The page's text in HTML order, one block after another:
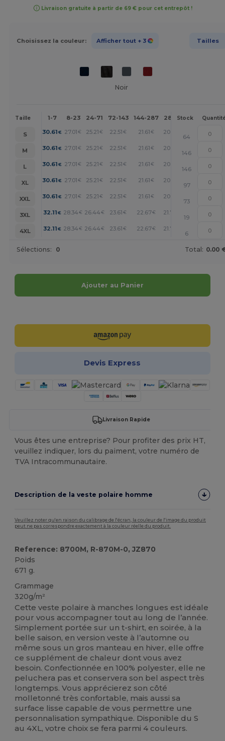
Livraison gratuite à partir de 69 € pour cet entrepôt !
Choisissez la couleur: Afficher tout + 3 Tailles
Noir
Taille 1-7 8-23 24-71 72-143 144-287 288 + Plus
Stock
S 30.61 € 27.01 € 25.21€ 22.51 € 21.61€ 20.71
64
M
30.61 € 27.01 € 25.21€ 22.51 € 21.61€ 20.71 +
146
L
30.61 € 27.01 € 25.21€ 22.51 € 21.61€ 20.71 +
146
XL
30.61 € 27.01 € 25.21€ 22.51 € 21.61€ 20.71 +
97
XXL
30.61 € 27.01 € 25.21€ 22.51 € 21.61€ 20.71 +
73
3XL
32.11€ 28.34 € 26.44€ 23.61 € 22.67€ 21.72
19
4XL
32.11€ 28.34 € 26.44€ 23.61 € 22.67€ 21.72
6
Sélections: 0 Total: 0.00
Ajouter au Panier
Devis Express
Livraison Rapide
Vous êtes une entreprise? Pour profiter des prix HT,
veuillez indiquer, lors du paiment, votre numéro de
TVA Intracommunautaire.
Description de la veste polaire homme
Veuillez noter qu'en raison du calibrage de l'écran, la couleur de l'image du produit
peut ne pas correspondre exactement à la couleur réelle du produit.
Reference: 8700M, R-870M-0, JZ870
Poids
671 g.
Grammage
320g/m²
Cette veste polaire à manches longues est idéale
pour vous accompagner tout au long de l’année.
Simplement portée sur un t-shirt, en soirée, à la
belle saison, en version veste à l’automne ou
même sous un gros manteau en hiver, elle offre
ce supplément de chaleur dont vous avez
besoin. Confectionnée en 100% polyester, elle ne
peluchera pas et conservera son bel aspect très
longtemps. Vous apprécierez son côté
molletonné très confortable, mais aussi sa
surface lisse capable de vous permettre une
personnalisation sympathique. Disponible du S
au 4XL, votre choix se fera parmi 4 couleurs.